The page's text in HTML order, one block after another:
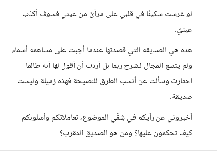
لو غرست سكينًا في قلبي على مرأىً من عيني فسوف أكذب
عينيّ.
هذه هي الصديقة التي قصدتها عندما أجبت على مساهمة أسماء
ولم يتسع المجال للشرح ربما بل أردت أن أقول لها أنه طالما
احتارت وسألت عن أنسب الطرق للنصيحة فهذه زميلة وليست
صديقة.
أخبروني عن رأيكم في شِقّي الموضوع، تعاملاتكم وأسلوبكم
كيف تحكمون عليها؟ ومن هو الصديق المقرب؟